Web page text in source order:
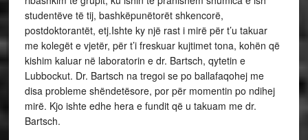
studentëve të tij, bashkëpunëtorët shkencorë,
postdoktorantët, etj.Ishte ky një rast i mirë për t’u takuar
me kolegët e vjetër, për t’i freskuar kujtimet tona, kohën që
kishim kaluar në laboratorin e dr. Bartsch, qytetin e
Lubbockut. Dr. Bartsch na tregoi se po ballafaqohej me
disa probleme shëndetësore, por për momentin po ndihej
mirë. Kjo ishte edhe hera e fundit që u takuam me dr.
Bartsch.